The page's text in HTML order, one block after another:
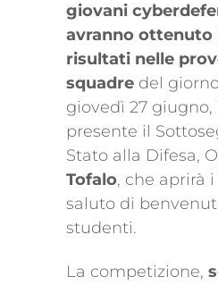
giovani
avranno
risultati nelle
squadre del
giovedì 27 giugno,
presente il
Stato alla Difesa,
Tofalo, che aprirà
saluto di
studenti.
La competizione,